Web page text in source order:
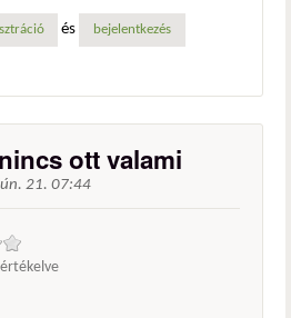
és bejelentkezés
ott valami
21. 07:44